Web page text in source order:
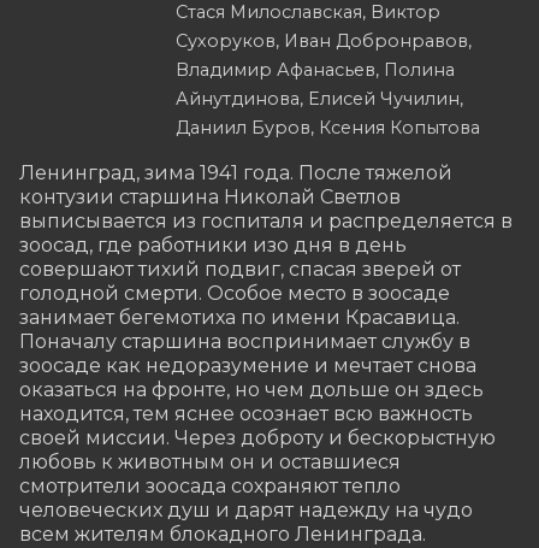
Стася Милославская, Виктор
Сухоруков, Иван Добронравов,
Владимир Афанасьев, Полина
Айнутдинова, Елисей Чучилин,
Даниил Буров, Ксения Копытова
Ленинград, зима 1941 года. После тяжелой
контузии старшина Николай Светлов
выписывается из госпиталя и распределяется в
зоосад, где работники изо дня в день
совершают тихий подвиг, спасая зверей от
голодной смерти. Особое место в зоосаде
занимает бегемотиха по имени Красавица.
Поначалу старшина воспринимает службу в
зоосаде как недоразумение и мечтает снова
оказаться на фронте, но чем дольше он здесь
находится, тем яснее осознает всю важность
своей миссии. Через доброту и бескорыстную
любовь к животным он и оставшиеся
смотрители зоосада сохраняют тепло
человеческих душ и дарят надежду на чудо
всем жителям блокадного Ленинграда.